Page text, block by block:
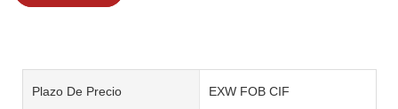
Plazo De Precio EXW FOB CIF